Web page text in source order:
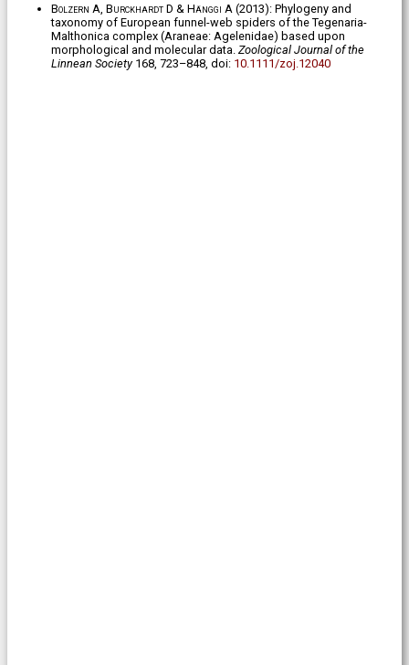
Bolzern A, Burckhardt D & Hänggi A (2013): Phylogeny and
taxonomy of European funnel-web spiders of the Tegenaria-
Malthonica complex (Araneae: Agelenidae) based upon
morphological and molecular data. Zoological Journal of the
Linnean Society 168, 723–848, doi: 10.1111/zoj.12040